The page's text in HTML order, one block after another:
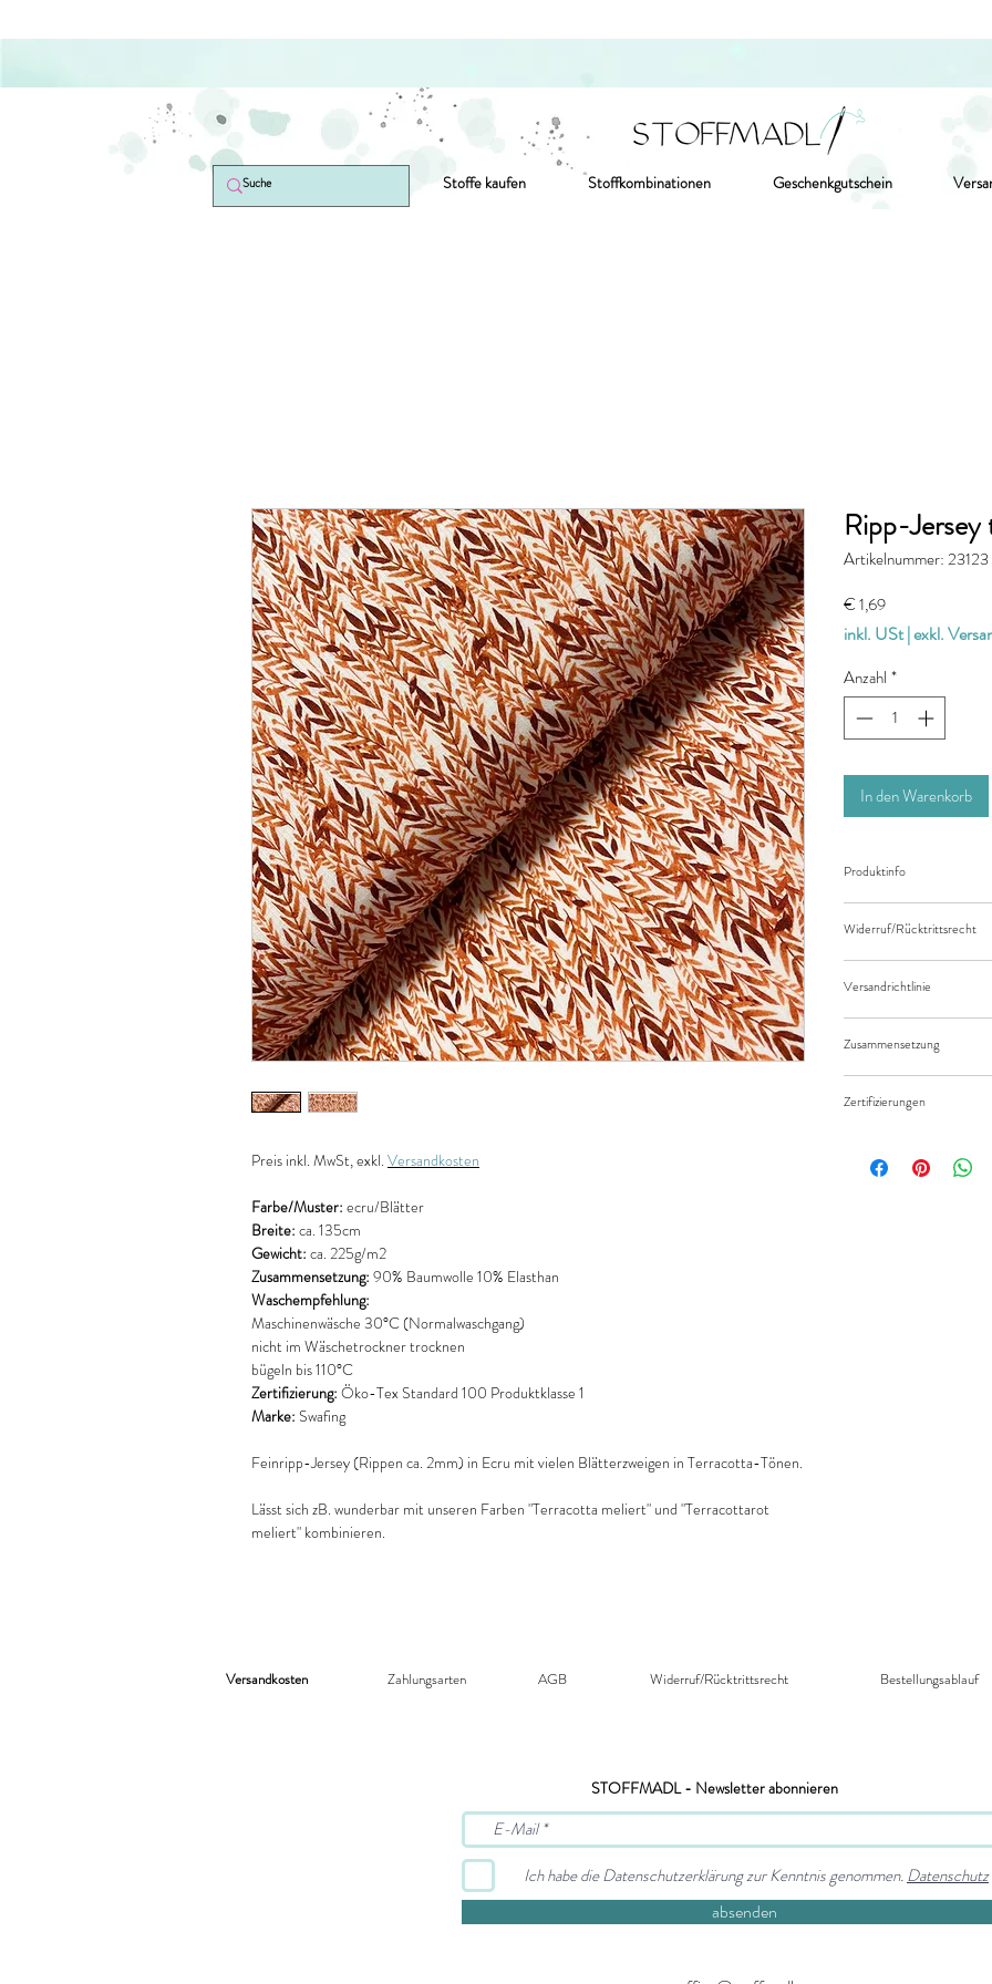
Stoffe kaufen Stoffkombinationen Geschenkgutschein
Preis inkl. MwSt, exkl. Versandkosten
Farbe/Muster: ecru/Blätter
Breite: ca. 135cm
Gewicht: ca. 225g/m2
Zusammensetzung: 90% Baumwolle 10% Elasthan
Waschempfehlung:
Maschinenwäsche 30°C (Normalwaschgang)
nicht im Wäschetrockner trocknen
bügeln bis 110°C
Zertifizierung: Öko-Tex Standard 100 Produktklasse 1
Marke: Swafing
Feinripp-Jersey (Rippen ca. 2mm) in Ecru mit vielen Blätterzweigen in Terracotta-Tönen.
Lässt sich zB. wunderbar mit unseren Farben "Terracotta meliert" und "Terracottarot
meliert" kombinieren.
Ripp-Jersey
Artikelnummer: 23123
€ 1,69Preis
inkl. USt|exkl.
Anzahl *
In den Warenkorb
Produktinfo
Länge des Stoffes.
Bei einer Bestellung
eingeben.
Widerruf/Rücktrittsrecht
Versandrichtlinie
Zusammensetzung
Zertifizierungen
Versandkosten Zahlungsarten AGB Widerruf/Rücktrittsrecht​ Bestellungsablauf
STOFFMADL - Newsletter abonnieren
Ich habe die Datenschutzerklärung zur Kenntnis genommen.Datenschutz
absenden